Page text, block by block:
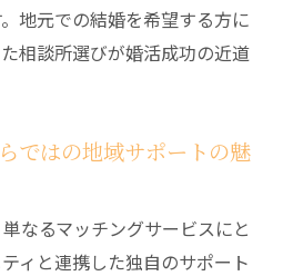
地元での結婚を希望する方に
相談所選びが婚活成功の近道
ではの地域サポートの魅
なるマッチングサービスにと
ィと連携した独自のサポート